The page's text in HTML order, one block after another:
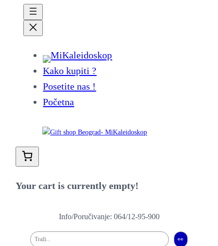
Kako kupiti ?
Posetite nas !
Početna
Your cart is currently empty!
Info/Poručivanje: 064/12-95-900
Pretraga 👀